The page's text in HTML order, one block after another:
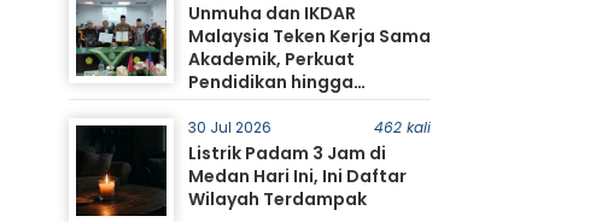
Unmuha dan IKDAR
Malaysia Teken Kerja Sama
Akademik, Perkuat
Pendidikan hingga
Pertukaran Mahasiswa
30 Jul 2026 462 kali
Listrik Padam 3 Jam di
Medan Hari Ini, Ini Daftar
Wilayah Terdampak